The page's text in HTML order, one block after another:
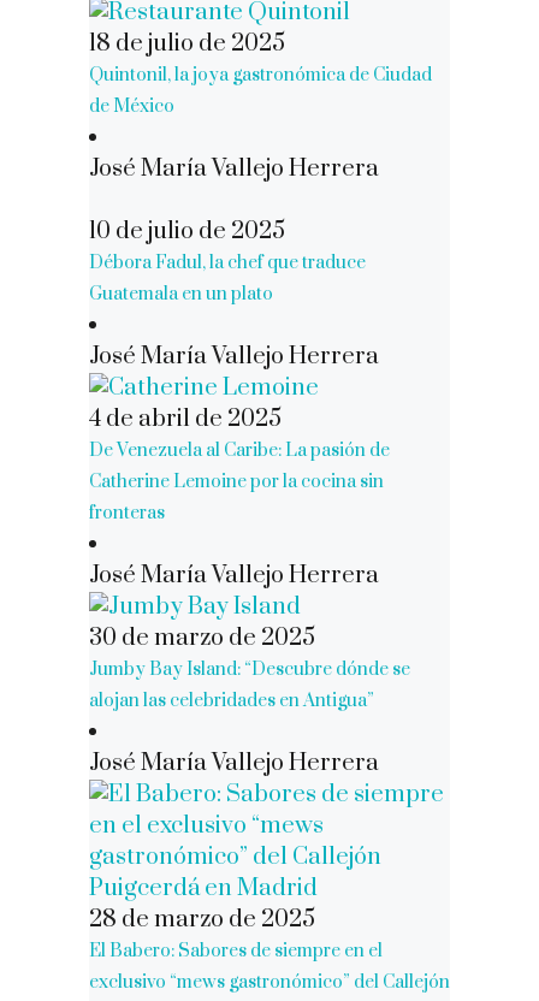
18 de julio de 2025
Quintonil, la joya gastronómica de Ciudad
de México
José María Vallejo Herrera
10 de julio de 2025
Débora Fadul, la chef que traduce
Guatemala en un plato
José María Vallejo Herrera
4 de abril de 2025
De Venezuela al Caribe: La pasión de
Catherine Lemoine por la cocina sin
fronteras
José María Vallejo Herrera
30 de marzo de 2025
Jumby Bay Island: “Descubre dónde se
alojan las celebridades en Antigua”
José María Vallejo Herrera
28 de marzo de 2025
El Babero: Sabores de siempre en el
exclusivo “mews gastronómico” del Callejón